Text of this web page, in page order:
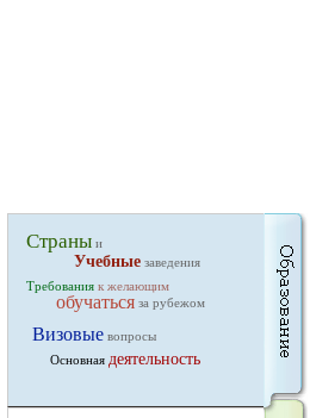
Страны и
Учебные заведения
Требования к желающим
обучаться за рубежом
Визовые вопросы
Основная деятельность